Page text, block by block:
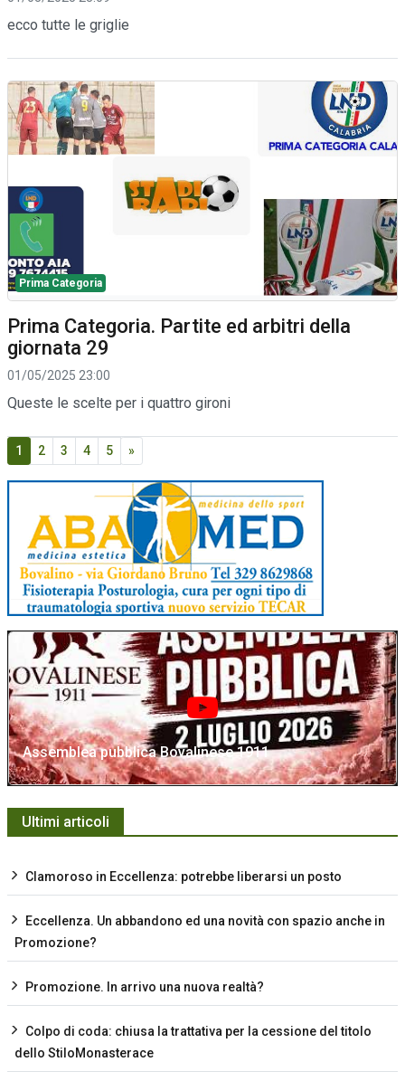
ecco tutte le griglie
Prima Categoria
Prima Categoria. Partite ed arbitri della
giornata 29
01/05/2025 23:00
Queste le scelte per i quattro gironi
1 2 3 4 5 »
Assemblea pubblica Bovalinese 1911
Ultimi articoli
Clamoroso in Eccellenza: potrebbe liberarsi un posto
Eccellenza. Un abbandono ed una novità con spazio anche in
Promozione?
Promozione. In arrivo una nuova realtà?
Colpo di coda: chiusa la trattativa per la cessione del titolo
dello StiloMonasterace